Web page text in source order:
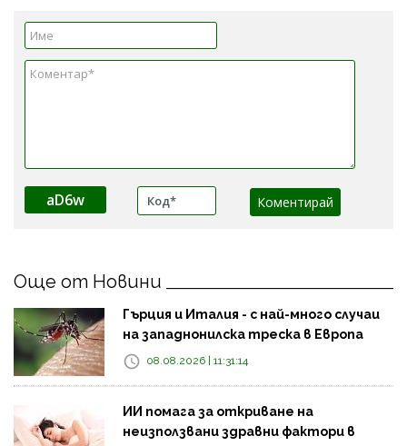
aD6w
Още от Новини
Гърция и Италия - с най-много случаи
на западнонилска треска в Европа
08.08.2026 | 11:31:14
ИИ помага за откриване на
неизползвани здравни фактори в